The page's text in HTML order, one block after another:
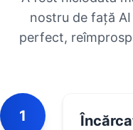
nostru de față
perfect,
1